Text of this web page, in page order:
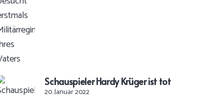
Schauspieler Hardy Krüger ist tot
20. Januar 2022